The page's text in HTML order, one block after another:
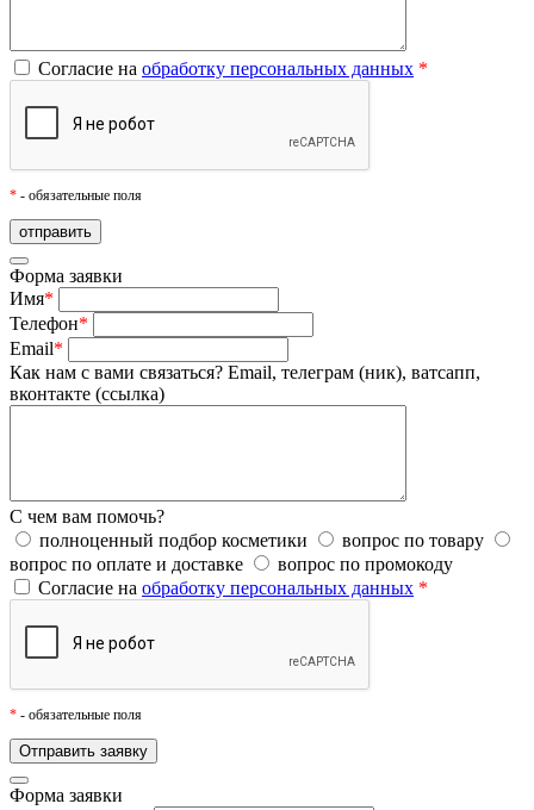
Согласие на обработку персональных данных *
* - обязательные поля
Форма заявки
Имя*
Телефон*
Email*
Как нам с вами связаться? Email, телеграм (ник), ватсапп,
вконтакте (ссылка)
С чем вам помочь?
полноценный подбор косметики
вопрос по товару
вопрос по оплате и доставке
вопрос по промокоду
Согласие на обработку персональных данных *
* - обязательные поля
Форма заявки